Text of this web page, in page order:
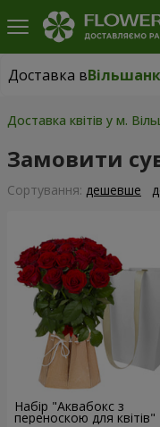
Доставка в
Доставка в
Доставка квітів у м.
Замовити
Сортування: дешевше
Набір "Аквабокс з
переноскою для квітів"